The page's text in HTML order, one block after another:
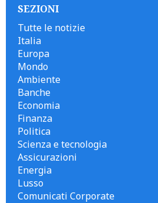
SEZIONI
Tutte le notizie
Italia
Europa
Mondo
Ambiente
Banche
Economia
Finanza
Politica
Scienza e tecnologia
Assicurazioni
Energia
Lusso
Comunicati Corporate